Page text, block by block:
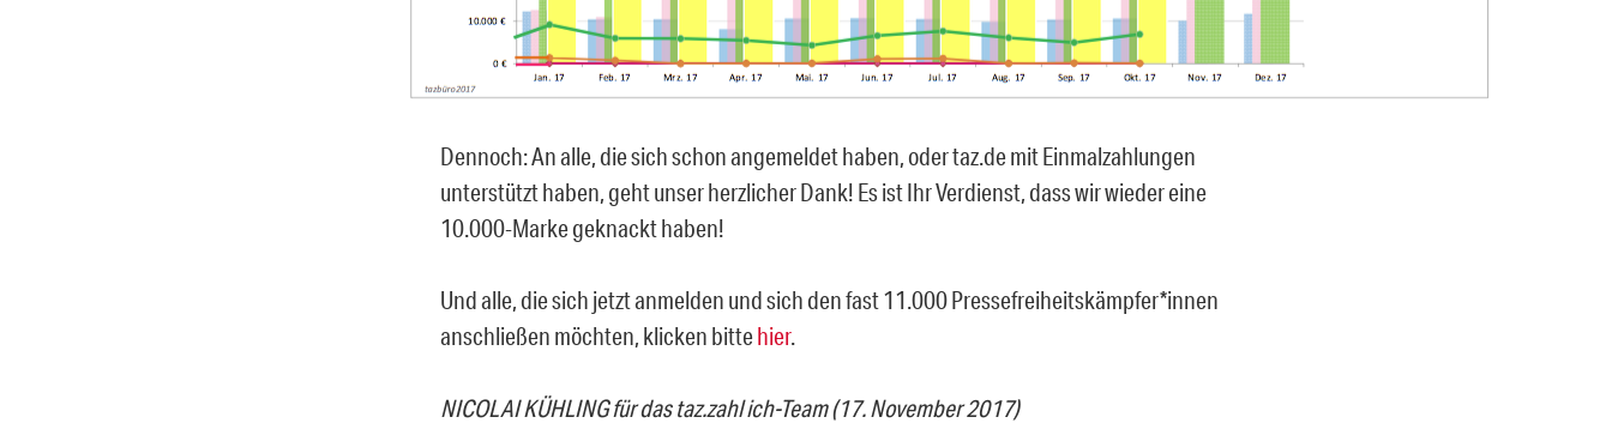
Dennoch: An alle, die sich schon angemeldet haben, oder taz.de mit Einmalzahlungen
unterstützt haben, geht unser herzlicher Dank! Es ist Ihr Verdienst, dass wir wieder eine
10.000-Marke geknackt haben!
Und alle, die sich jetzt anmelden und sich den fast 11.000 Pressefreiheitskämpfer*innen
anschließen möchten, klicken bittehier.
NICOLAI KÜHLING für das taz.zahl ich-Team (17. November 2017)